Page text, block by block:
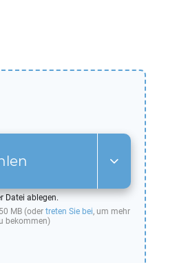
Datei ablegen.
MB (oder treten Sie bei, um mehr
bekommen)